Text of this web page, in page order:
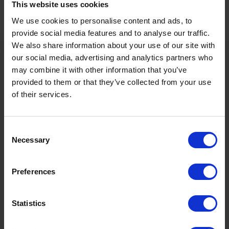
This website uses cookies
We use cookies to personalise content and ads, to
provide social media features and to analyse our traffic.
We also share information about your use of our site with
our social media, advertising and analytics partners who
may combine it with other information that you’ve
provided to them or that they’ve collected from your use
of their services.
Selection
Necessary
Preferences
Statistics
& FAHRPLANAUSKUNFT
Ö3 Silent Cinema Open Air Kino Tour
presented by Erste Bank und Sparkasse“
kommt am